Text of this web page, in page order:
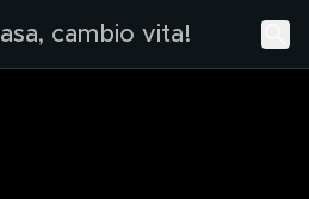
cambio vita!